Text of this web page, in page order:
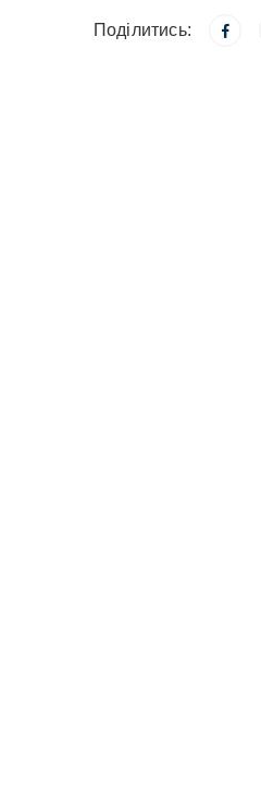
Поділитись: